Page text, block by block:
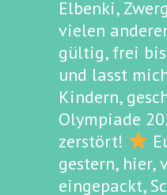
Elbenki,
vielen
gültig, frei bis
und lasst
Kindern,
Olympiade
zerstört!
gestern,
eingepackt,